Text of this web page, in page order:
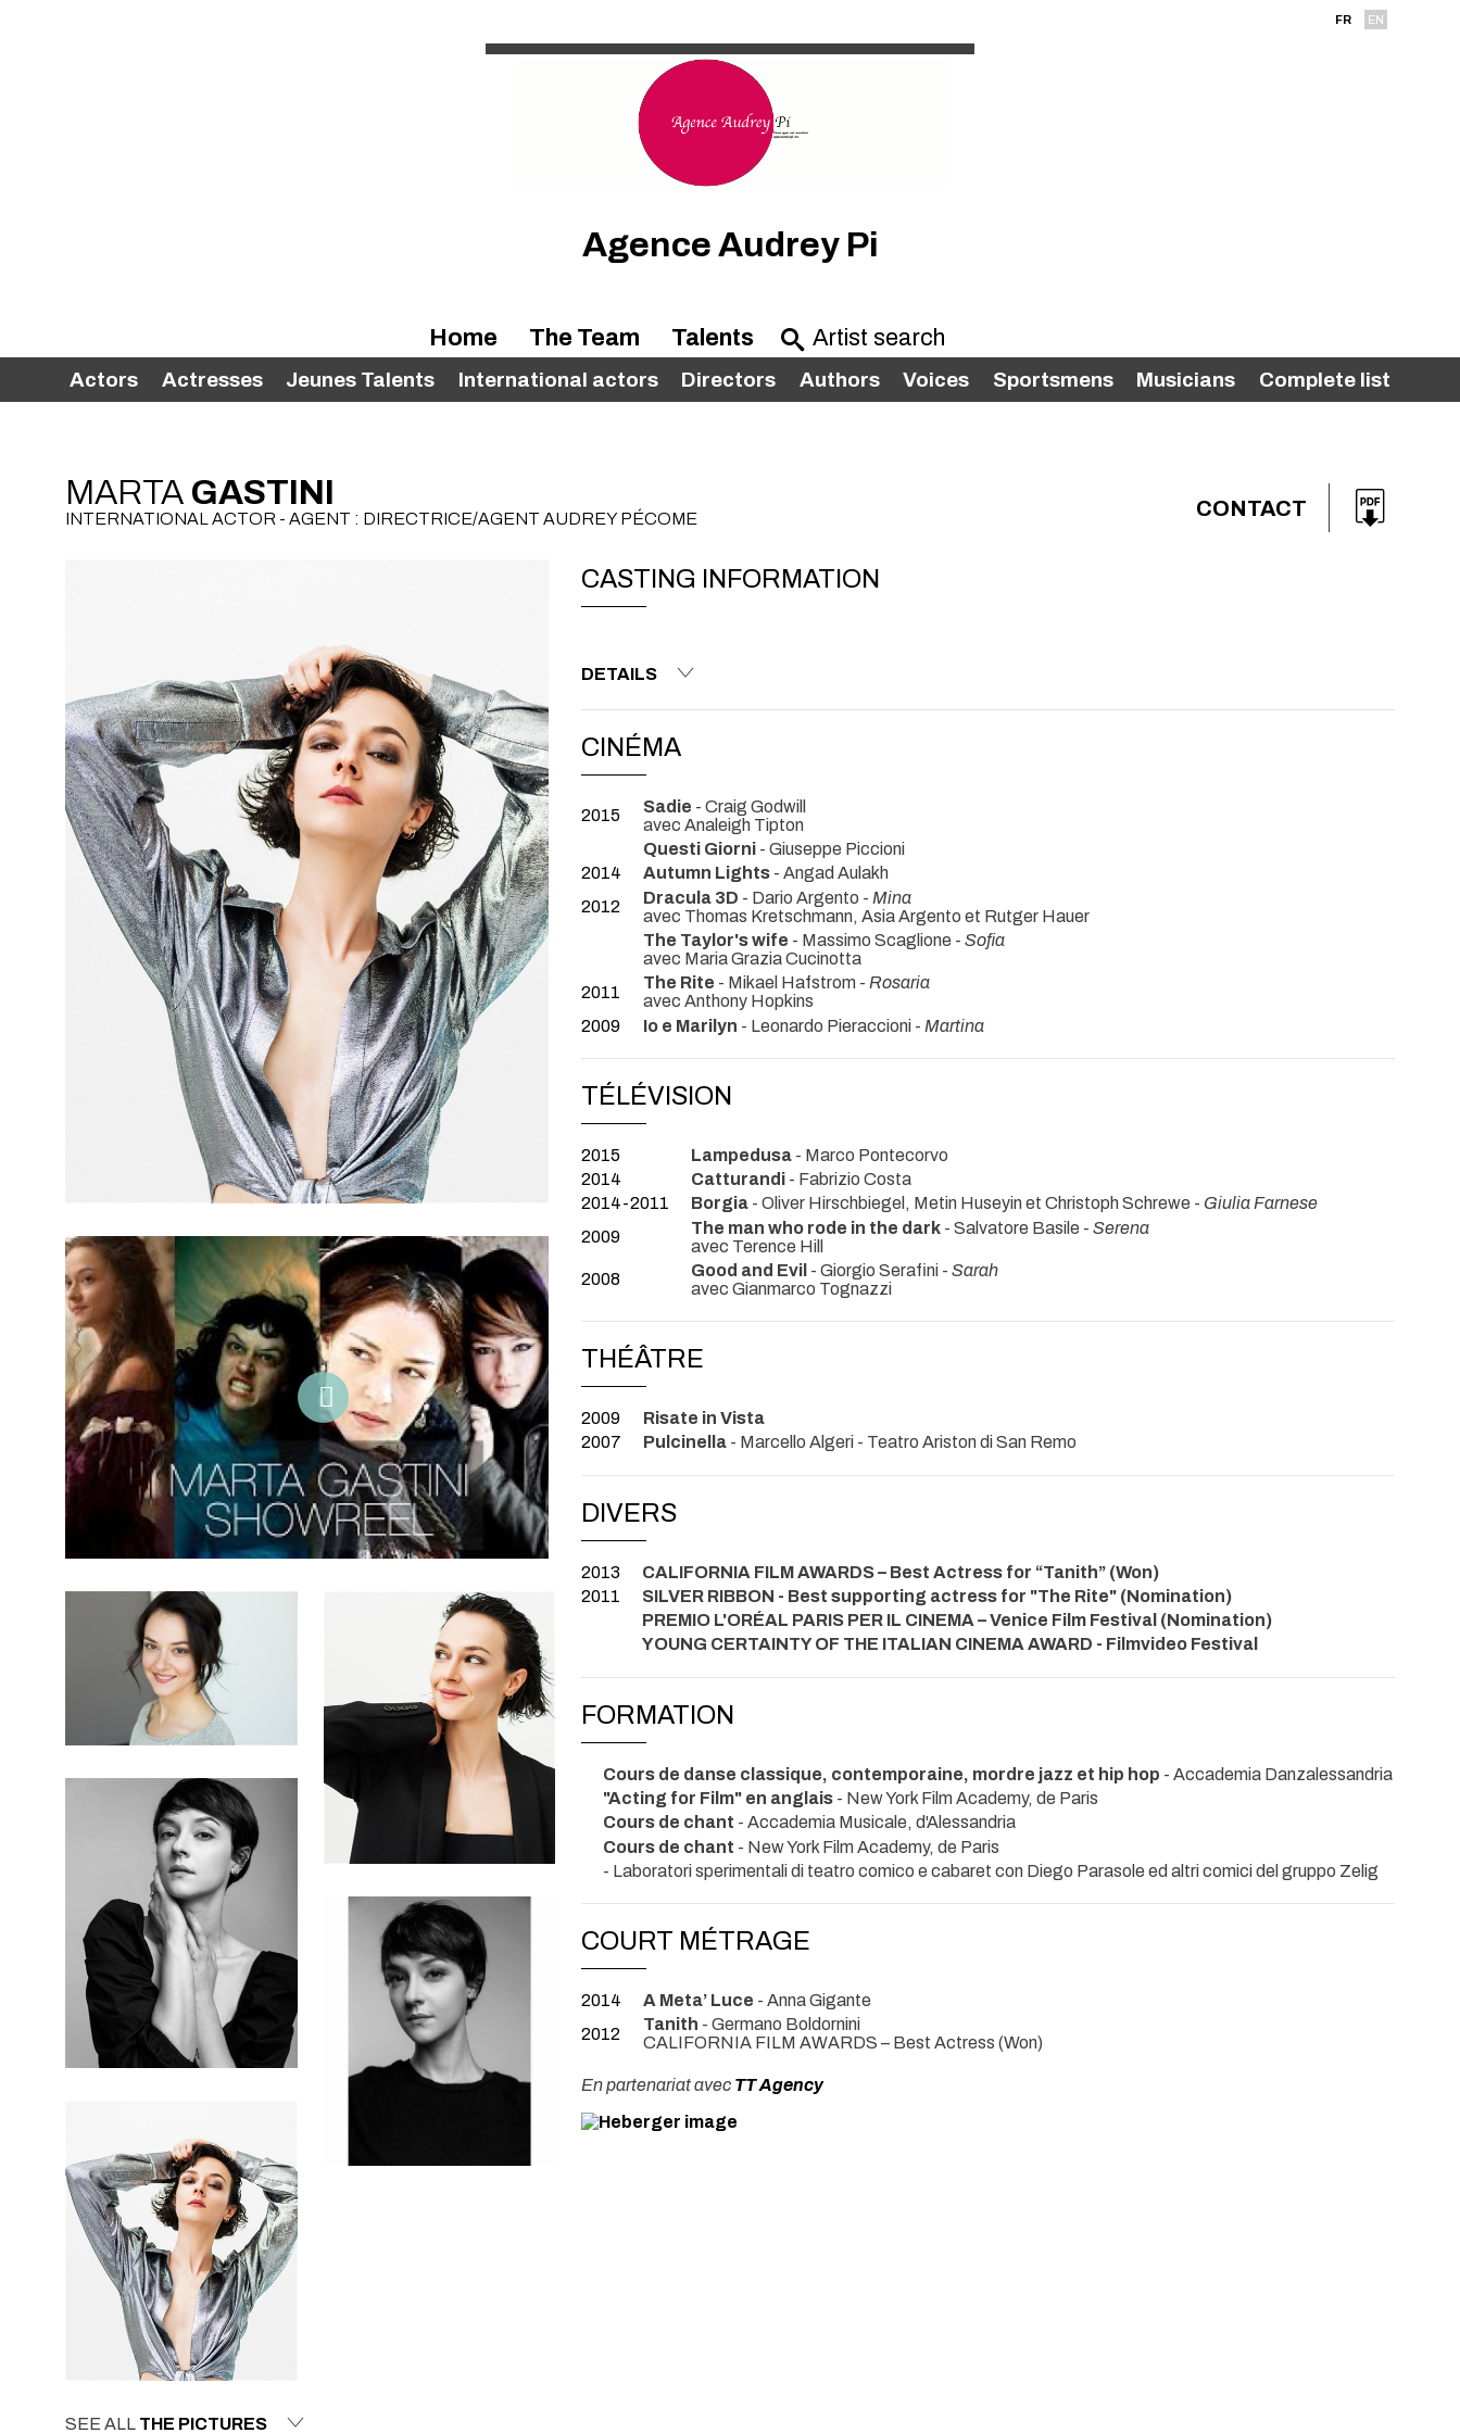
FR EN
Agence Audrey Pi
Home The Team Talents
Actors Actresses Jeunes Talents International actors Directors Authors Voices Sportsmens Musicians Complete list
MARTA GASTINI
INTERNATIONAL ACTOR - AGENT : DIRECTRICE/AGENT AUDREY PÉCOME CONTACT
SEE ALL THE PICTURES
CASTING INFORMATION
DETAILS
CINÉMA
2015 Sadie - Craig Godwill
avec Analeigh Tipton
Questi Giorni - Giuseppe Piccioni
2014
Autumn Lights - Angad Aulakh
2012
Dracula 3D - Dario Argento - Mina
avec Thomas Kretschmann, Asia Argento et Rutger Hauer
The Taylor's wife - Massimo Scaglione - Sofia
avec Maria Grazia Cucinotta
2011
The Rite - Mikael Hafstrom - Rosaria
avec Anthony Hopkins
2009
Io e Marilyn - Leonardo Pieraccioni - Martina
TÉLÉVISION
2015 Lampedusa - Marco Pontecorvo
2014
Catturandi - Fabrizio Costa
2014-2011
Borgia - Oliver Hirschbiegel, Metin Huseyin et Christoph Schrewe - Giulia Farnese
2009
The man who rode in the dark - Salvatore Basile - Serena
avec Terence Hill
2008
Good and Evil - Giorgio Serafini - Sarah
avec Gianmarco Tognazzi
THÉÂTRE
2009
Risate in Vista
2007
Pulcinella - Marcello Algeri - Teatro Ariston di San Remo
DIVERS
2013
CALIFORNIA FILM AWARDS – Best Actress for “Tanith” (Won)
2011
SILVER RIBBON - Best supporting actress for "The Rite" (Nomination)
PREMIO L'ORÉAL PARIS PER IL CINEMA – Venice Film Festival (Nomination)
YOUNG CERTAINTY OF THE ITALIAN CINEMA AWARD - Filmvideo Festival
FORMATION
Cours de danse classique, contemporaine, mordre jazz et hip hop - Accademia Danzalessandria
"Acting for Film" en anglais - New York Film Academy, de Paris
Cours de chant - Accademia Musicale, d'Alessandria
Cours de chant - New York Film Academy, de Paris
- Laboratori sperimentali di teatro comico e cabaret con Diego Parasole ed altri comici del gruppo Zelig
COURT MÉTRAGE
2014 A Meta’ Luce - Anna Gigante
2012
Tanith - Germano Boldornini
CALIFORNIA FILM AWARDS – Best Actress (Won)
En partenariat avec TT Agency